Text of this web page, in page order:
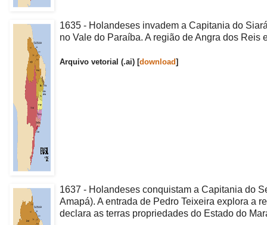
1635 - Holandeses invadem a Capitania do
no Vale do Paraíba. A região de Angra dos
Arquivo vetorial (.ai) [download]
1637 - Holandeses conquistam a Capitania do
Amapá). A entrada de Pedro Teixeira explora a
declara as terras propriedades do Estado do